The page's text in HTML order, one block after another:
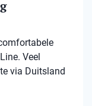
Veel
via Duitsland